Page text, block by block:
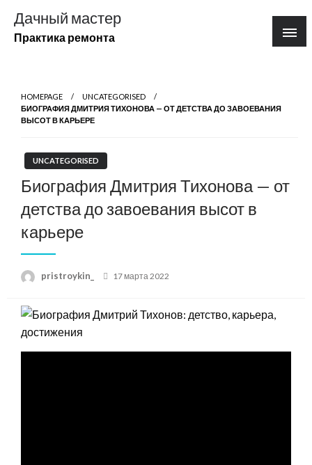
содержимому
Дачный мастер
Практика ремонта
HOMEPAGE
UNCATEGORISED
БИОГРАФИЯ ДМИТРИЯ ТИХОНОВА — ОТ ДЕТСТВА ДО ЗАВОЕВАНИЯ
ВЫСОТ В КАРЬЕРЕ
UNCATEGORISED
Биография Дмитрия Тихонова — от
детства до завоевания высот в
карьере
pristroykin_
Posted
17 марта 2022